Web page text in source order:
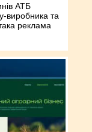
АТБ
виробника та
реклама